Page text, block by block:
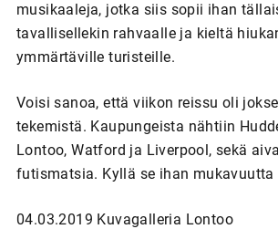
musikaaleja, jotka siis sopii ihan
tavallisellekin rahvaalle ja kieltä
ymmärtäville turisteille.
Voisi sanoa, että viikon reissu oli
tekemistä. Kaupungeista nähtiin
Lontoo, Watford ja Liverpool, sekä
futismatsia. Kyllä se ihan mukavuutta
04.03.2019 Kuvagalleria Lontoo